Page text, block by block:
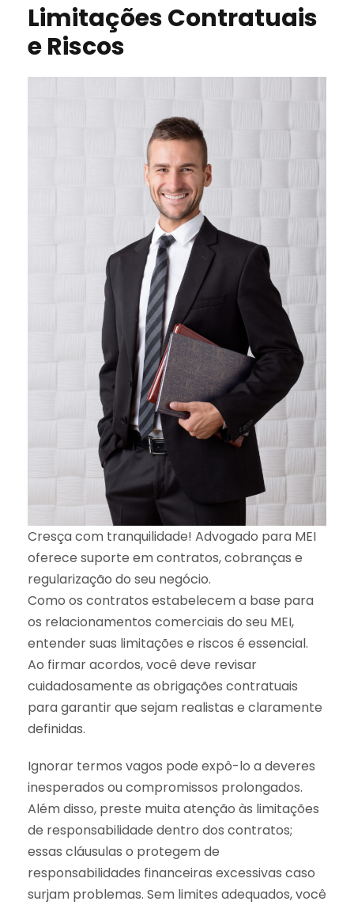
Limitações Contratuais
e Riscos
Cresça com tranquilidade! Advogado para MEI
oferece suporte em contratos, cobranças e
regularização do seu negócio.
Como os contratos estabelecem a base para
os relacionamentos comerciais do seu MEI,
entender suas limitações e riscos é essencial.
Ao firmar acordos, você deve revisar
cuidadosamente as obrigações contratuais
para garantir que sejam realistas e claramente
definidas.
Ignorar termos vagos pode expô-lo a deveres
inesperados ou compromissos prolongados.
Além disso, preste muita atenção às limitações
de responsabilidade dentro dos contratos;
essas cláusulas o protegem de
responsabilidades financeiras excessivas caso
surjam problemas. Sem limites adequados, você